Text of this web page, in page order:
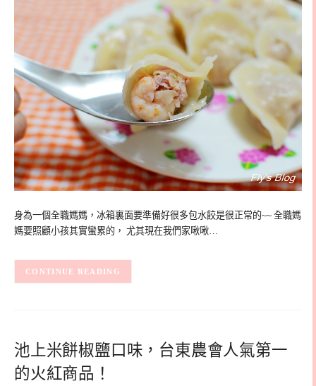
身為一個全職媽媽，冰箱裏面要準備好很多包水餃是很正常的~~ 全職媽
媽要照顧小孩其實蠻累的， 尤其現在我們家啾啾…
CONTINUE READING
池上米餅椒鹽口味，台東農會人氣第一
的火紅商品！